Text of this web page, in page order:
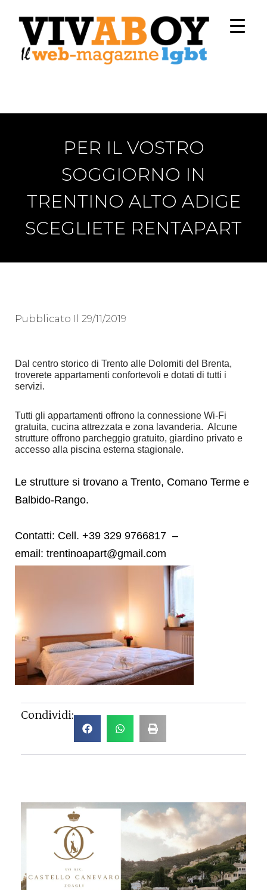
PER IL VOSTRO
SOGGIORNO IN
TRENTINO ALTO ADIGE
SCEGLIETE RENTAPART
Pubblicato Il 29/11/2019
Dal centro storico di Trento alle Dolomiti del Brenta,
troverete appartamenti confortevoli e dotati di tutti i
servizi.
Tutti gli appartamenti offrono la connessione Wi-Fi
gratuita, cucina attrezzata e zona lavanderia. Alcune
strutture offrono parcheggio gratuito, giardino privato e
accesso alla piscina esterna stagionale.
Le strutture si trovano a Trento, Comano Terme e
Balbido-Rango.
Contatti: Cell. +39 329 9766817 –
email: trentinoapart@gmail.com
Condividi: